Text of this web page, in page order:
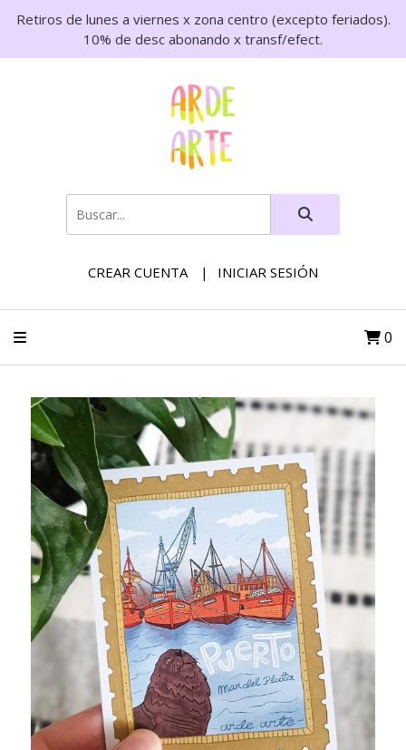
Retiros de lunes a viernes x zona centro (excepto feriados).
10% de desc abonando x transf/efect.
CREAR CUENTA INICIAR SESIÓN
0